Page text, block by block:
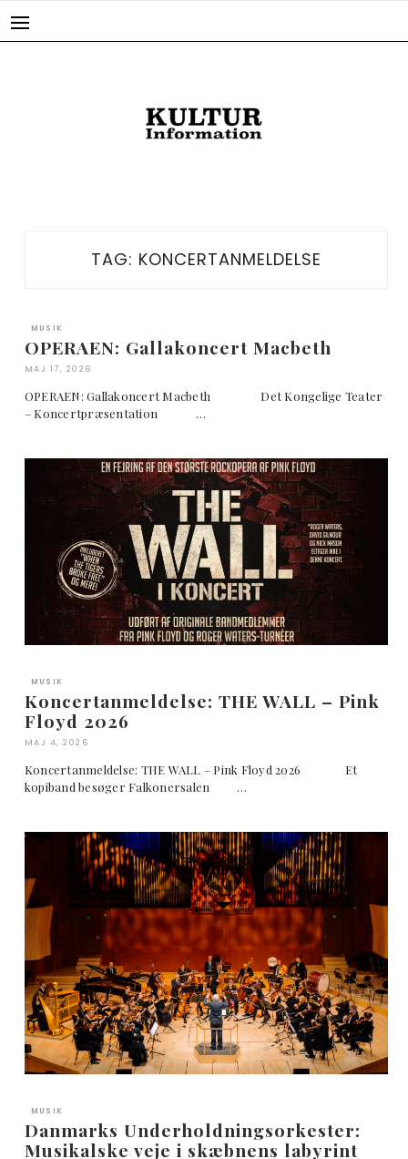
TAG: KONCERTANMELDELSE
MUSIK
OPERAEN: Gallakoncert Macbeth
MAJ 17, 2026
OPERAEN: Gallakoncert Macbeth Det Kongelige Teater
– Koncertpræsentation …
MUSIK
Koncertanmeldelse: THE WALL – Pink
Floyd 2026
MAJ 4, 2026
Koncertanmeldelse: THE WALL – Pink Floyd 2026 Et
kopiband besøger Falkonersalen …
MUSIK
Danmarks Underholdningsorkester:
Musikalske veje i skæbnens labyrint